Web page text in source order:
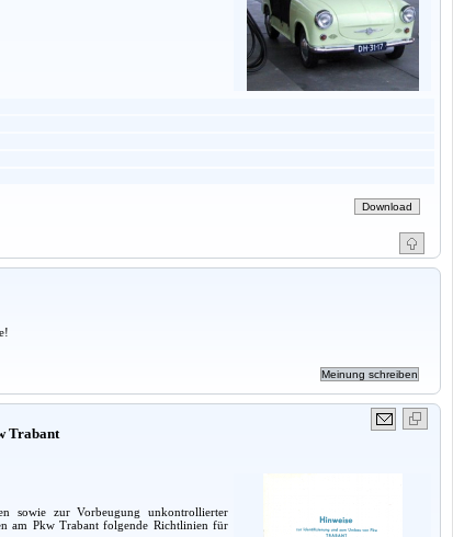
Trabant
sowie zur Vorbeugung unkontrollierter
am Pkw Trabant folgende Richtlinien für